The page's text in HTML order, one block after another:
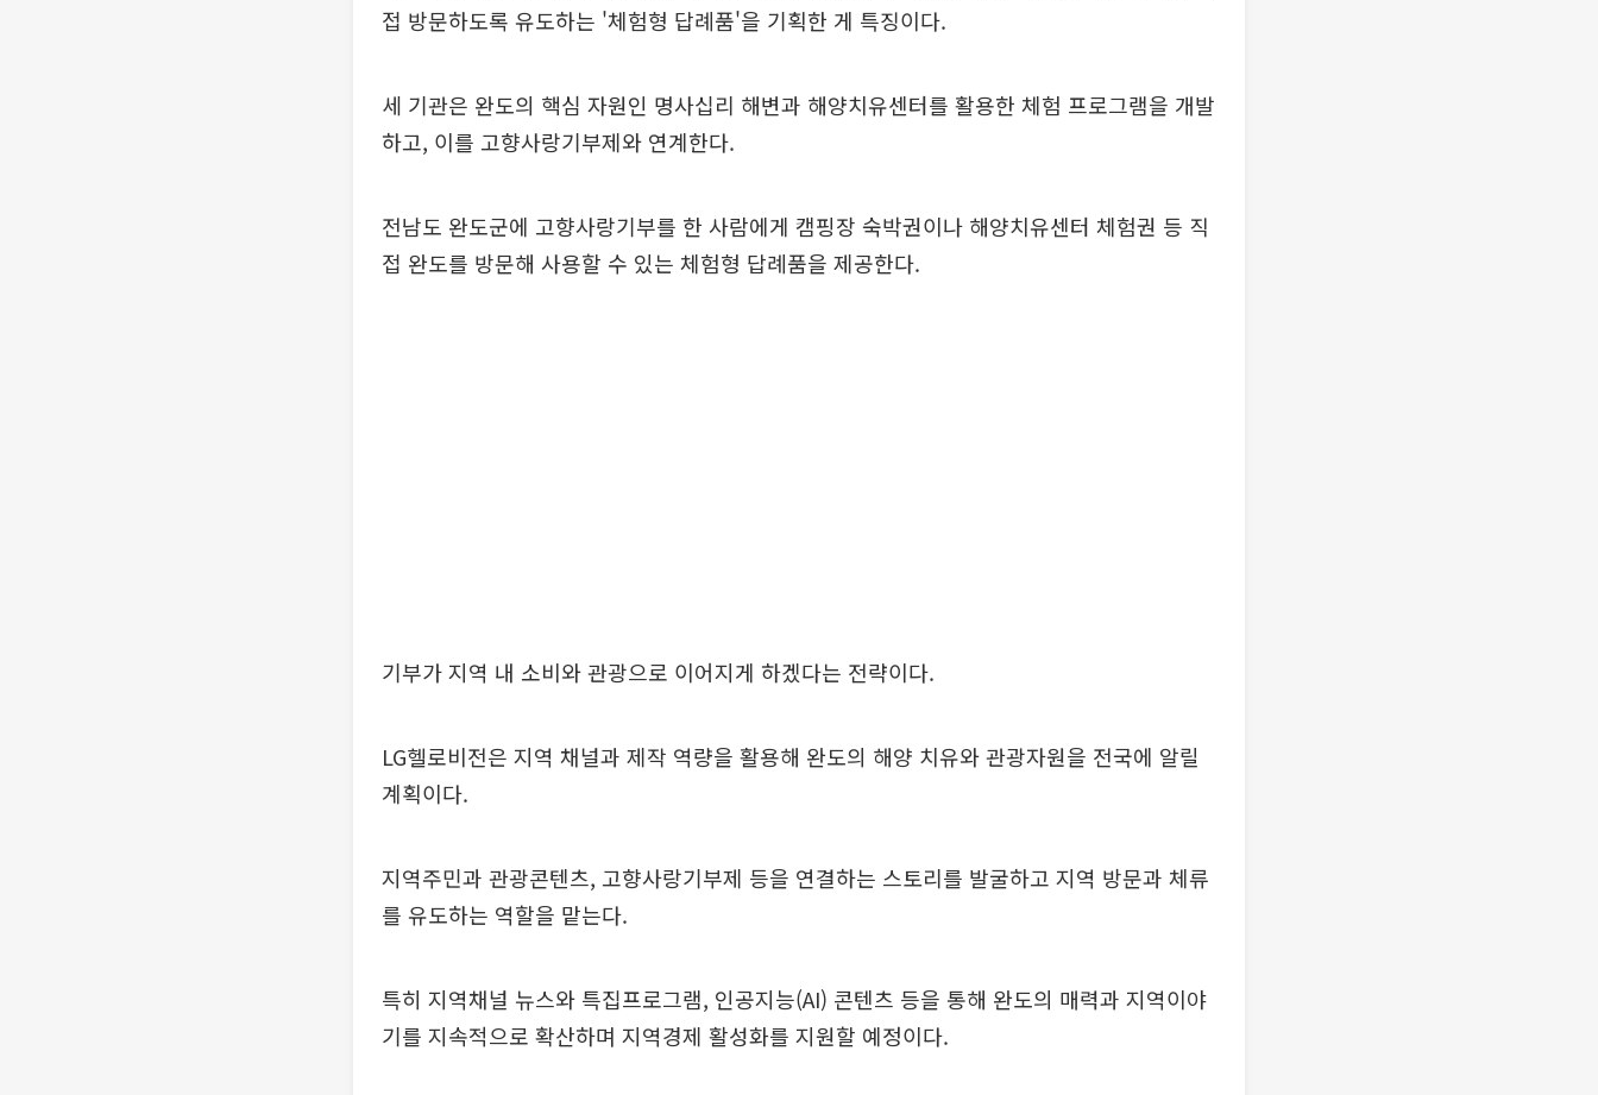
접 방문하도록 유도하는 '체험형 답례품'을 기획한 게 특징이다.
세 기관은 완도의 핵심 자원인 명사십리 해변과 해양치유센터를 활용한 체험 프로그램을 개발
하고, 이를 고향사랑기부제와 연계한다.
전남도 완도군에 고향사랑기부를 한 사람에게 캠핑장 숙박권이나 해양치유센터 체험권 등 직
접 완도를 방문해 사용할 수 있는 체험형 답례품을 제공한다.
기부가 지역 내 소비와 관광으로 이어지게 하겠다는 전략이다.
LG헬로비전은 지역 채널과 제작 역량을 활용해 완도의 해양 치유와 관광자원을 전국에 알릴
계획이다.
지역주민과 관광콘텐츠, 고향사랑기부제 등을 연결하는 스토리를 발굴하고 지역 방문과 체류
를 유도하는 역할을 맡는다.
특히 지역채널 뉴스와 특집프로그램, 인공지능(AI) 콘텐츠 등을 통해 완도의 매력과 지역이야
기를 지속적으로 확산하며 지역경제 활성화를 지원할 예정이다.